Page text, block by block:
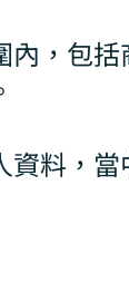
，包
料，當